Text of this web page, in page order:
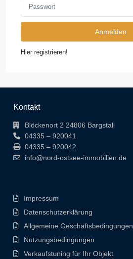
Anmelden
Hier registrieren!
Kontakt
Blöckenort 2 24806 Bargstall
04335 – 920041
04335 – 920042
info@nord-ostsee-immobilien.de
Impressum
Datenschutzerklärung
Allgemeine Geschäftsbedingungen
Nutzungsbedingungen
Verkaufstuning für Ihr Objekt